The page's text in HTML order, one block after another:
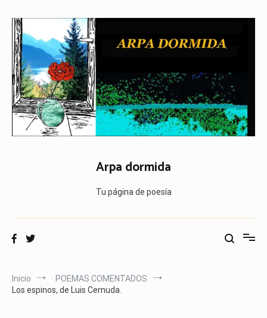
contenido
Arpa dormida
Tu página de poesía
Inicio
· POEMAS COMENTADOS
Los espinos, de Luis Cernuda.